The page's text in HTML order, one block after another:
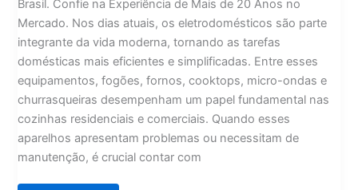
Brasil. Confie na Experiência de Mais de 20 Anos no
Mercado. Nos dias atuais, os eletrodomésticos são parte
integrante da vida moderna, tornando as tarefas
domésticas mais eficientes e simplificadas. Entre esses
equipamentos, fogões, fornos, cooktops, micro-ondas e
churrasqueiras desempenham um papel fundamental nas
cozinhas residenciais e comerciais. Quando esses
aparelhos apresentam problemas ou necessitam de
manutenção, é crucial contar com